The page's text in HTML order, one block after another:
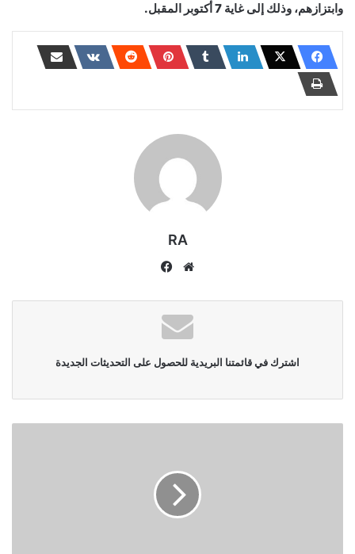
وابتزازهم، وذلك إلى غاية 7 أكتوبر المقبل.
RA
موقع
اشترك في قائمتنا البريدية للحصول على التحديثات الجديدة